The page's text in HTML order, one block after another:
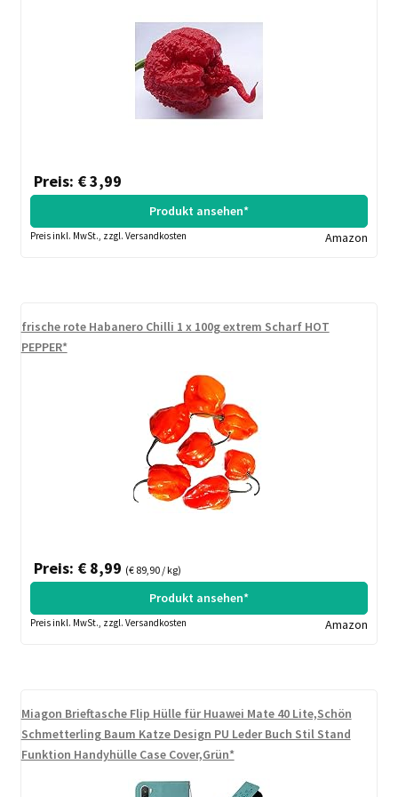
Preis: € 3,99
Produkt ansehen*
Preis inkl. MwSt., zzgl. Versandkosten Amazon
frische rote Habanero Chilli 1 x 100g extrem Scharf HOT
PEPPER*
Preis: € 8,99 (€ 89,90 / kg)
Produkt ansehen*
Preis inkl. MwSt., zzgl. Versandkosten Amazon
Miagon Brieftasche Flip Hülle für Huawei Mate 40 Lite,Schön
Schmetterling Baum Katze Design PU Leder Buch Stil Stand
Funktion Handyhülle Case Cover,Grün*